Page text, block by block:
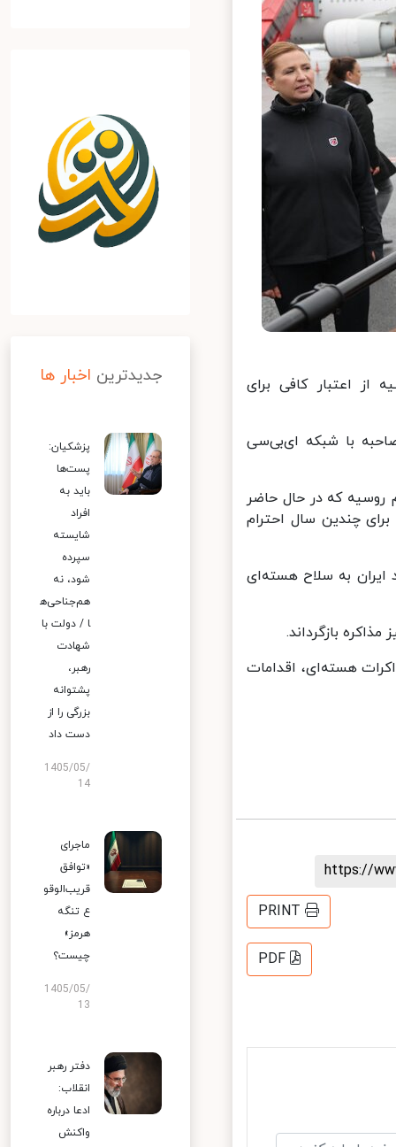
اعتبار کافی برای
با شبکه ای‌بی‌سی
روسیه که در حال حاضر
چندین سال احترام
به سلاح هسته‌ای
بازگرداند.
هسته‌ای، اقدامات
https://
PRINT
PDF
جدیدترین اخبار ها
پزشکیان:
پست‌ها
باید به
افراد
شایسته
سپرده
شود، نه
هم‌جناحی‌ه
ا / دولت با
شهادت
رهبر،
پشتوانه
بزرگی را از
دست داد
1405/05/
14
ماجرای
«توافق
قریب‌الوقو
ع تنگه
هرمز»
چیست؟
1405/05/
13
دفتر رهبر
انقلاب:
ادعا درباره
واکنش